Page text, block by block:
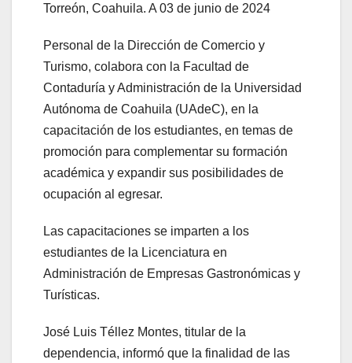
Torreón, Coahuila. A 03 de junio de 2024
Personal de la Dirección de Comercio y
Turismo, colabora con la Facultad de
Contaduría y Administración de la Universidad
Autónoma de Coahuila (UAdeC), en la
capacitación de los estudiantes, en temas de
promoción para complementar su formación
académica y expandir sus posibilidades de
ocupación al egresar.
Las capacitaciones se imparten a los
estudiantes de la Licenciatura en
Administración de Empresas Gastronómicas y
Turísticas.
José Luis Téllez Montes, titular de la
dependencia, informó que la finalidad de las